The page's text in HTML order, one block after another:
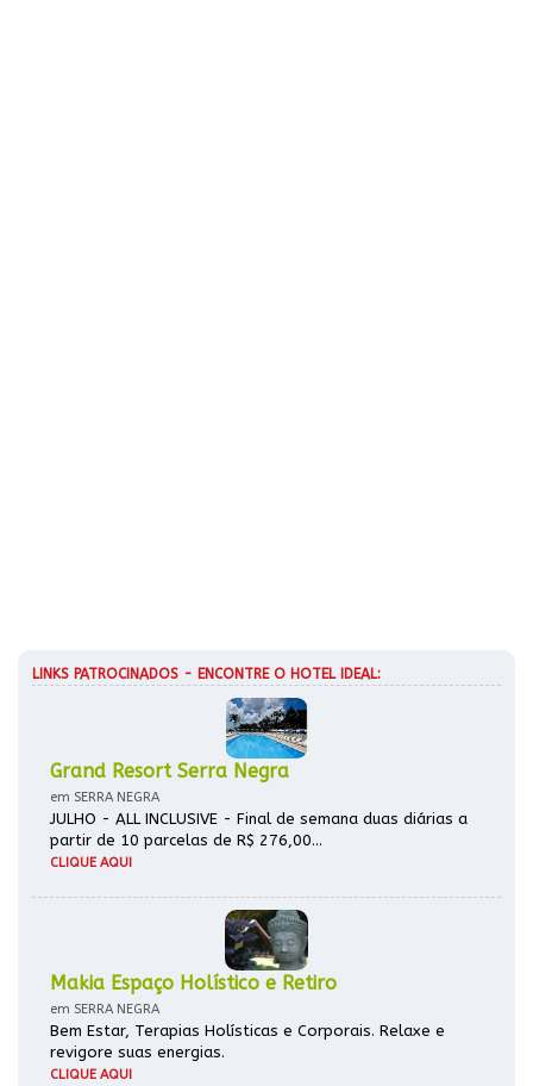
LINKS PATROCINADOS - ENCONTRE O HOTEL IDEAL:
Grand Resort Serra Negra
em SERRA NEGRA
JULHO - ALL INCLUSIVE - Final de semana duas diárias a
partir de 10 parcelas de R$ 276,00...
CLIQUE AQUI
Makia Espaço Holístico e Retiro
em SERRA NEGRA
Bem Estar, Terapias Holísticas e Corporais. Relaxe e
revigore suas energias.
CLIQUE AQUI